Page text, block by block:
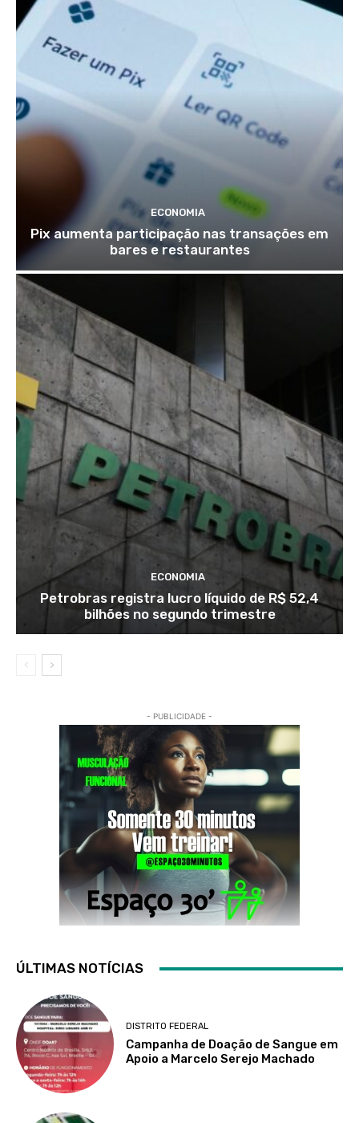
ECONOMIA
Pix aumenta participação nas transações em
bares e restaurantes
ECONOMIA
Petrobras registra lucro líquido de R$ 52,4
bilhões no segundo trimestre
- PUBLICIDADE -
ÚLTIMAS NOTÍCIAS
DISTRITO FEDERAL
Campanha de Doação de Sangue em
Apoio a Marcelo Serejo Machado